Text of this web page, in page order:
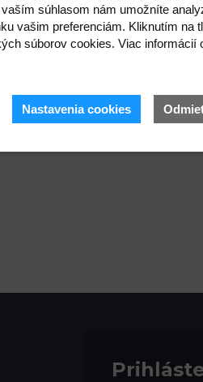
súhlasom nám umožníte
vašim preferenciám. Kliknutím na
súborov cookies. Viac informácií
Nastavenia cookies